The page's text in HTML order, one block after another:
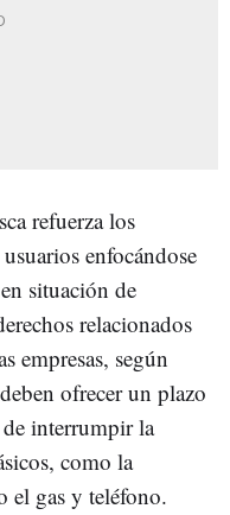
refuerza los
enfocándose
situación de
relacionados
empresas, según
ofrecer un plazo
de interrumpir la
como la
el gas y teléfono.